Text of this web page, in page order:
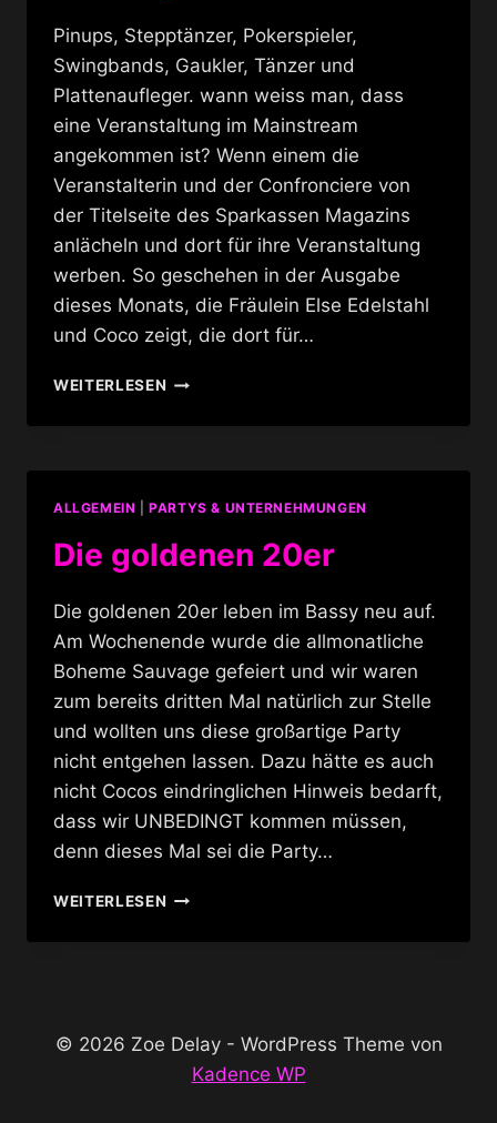
Pinups, Stepptänzer, Pokerspieler,
Swingbands, Gaukler, Tänzer und
Plattenaufleger. wann weiss man, dass
eine Veranstaltung im Mainstream
angekommen ist? Wenn einem die
Veranstalterin und der Confronciere von
der Titelseite des Sparkassen Magazins
anlächeln und dort für ihre Veranstaltung
werben. So geschehen in der Ausgabe
dieses Monats, die Fräulein Else Edelstahl
und Coco zeigt, die dort für…
WEITERLESENBOHEME
@
ALLGEMEIN |PARTYS & UNTERNEHMUNGEN
Die goldenen 20er
Die goldenen 20er leben im Bassy neu auf.
Am Wochenende wurde die allmonatliche
Boheme Sauvage gefeiert und wir waren
zum bereits dritten Mal natürlich zur Stelle
und wollten uns diese großartige Party
nicht entgehen lassen. Dazu hätte es auch
nicht Cocos eindringlichen Hinweis bedarft,
dass wir UNBEDINGT kommen müssen,
denn dieses Mal sei die Party…
WEITERLESENDIE
20ER
© 2026 Zoe Delay - WordPress Theme von
Kadence WP